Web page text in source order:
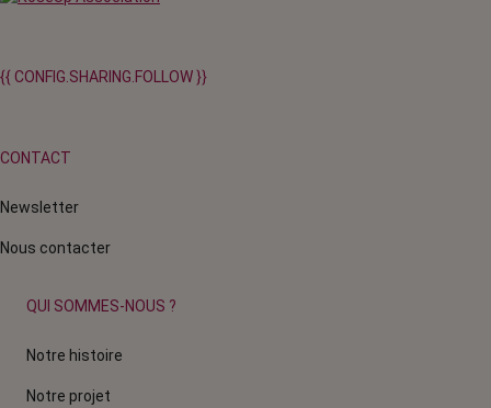
{{ CONFIG.SHARING.FOLLOW }}
CONTACT
Newsletter
Nous contacter
QUI SOMMES-NOUS ?
Notre histoire
Notre projet